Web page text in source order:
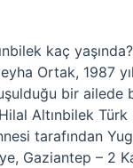
kaç
Ortak, 1987
bir ailede
Altınbilek Türk
tarafından
Gaziantep – 2